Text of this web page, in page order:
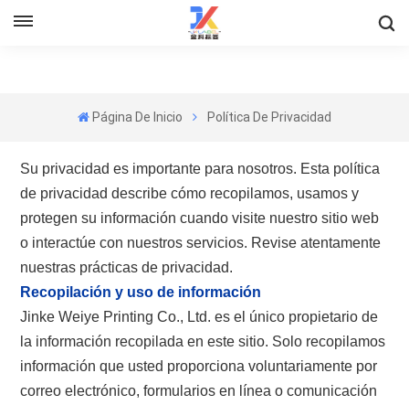
Página De Inicio Política De Privacidad
Su privacidad es importante para nosotros. Esta política
de privacidad describe cómo recopilamos, usamos y
protegen su información cuando visite nuestro sitio web
o interactúe con nuestros servicios. Revise atentamente
nuestras prácticas de privacidad.
Recopilación y uso de información
Jinke Weiye Printing Co., Ltd. es el único propietario de
la información recopilada en este sitio. Solo recopilamos
información que usted proporciona voluntariamente por
correo electrónico, formularios en línea o comunicación